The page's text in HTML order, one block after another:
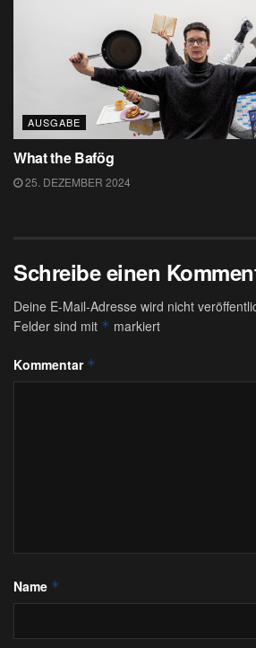
AUSGABE
What the Bafög
25. DEZEMBER 2024
Schreibe einen
Deine E-Mail-Adresse wird nicht
Felder sind mit * markiert
Kommentar *
Name *